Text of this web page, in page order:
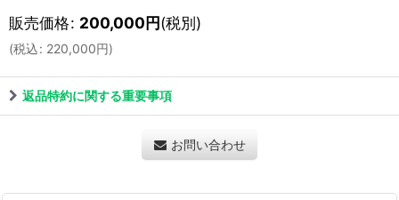
販売価格: 200,000円(税別)
(税込: 220,000円)
返品特約に関する重要事項
お問い合わせ